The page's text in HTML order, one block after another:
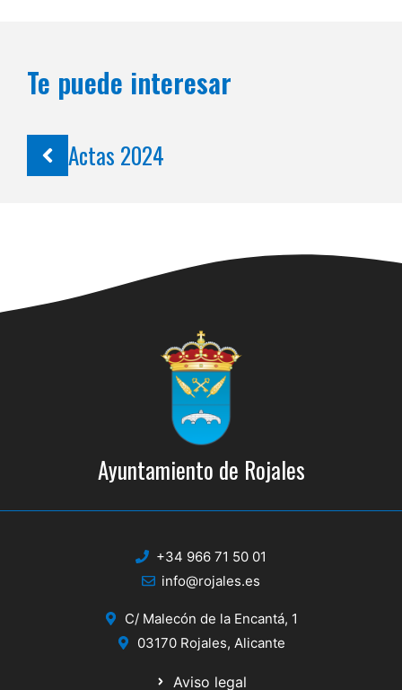
Te puede interesar
Actas 2024
Ayuntamiento de Rojales
+34 966 71 50 01
info@rojales.es
C/ Malecón de la Encantá, 1
03170 Rojales, Alicante
Aviso legal